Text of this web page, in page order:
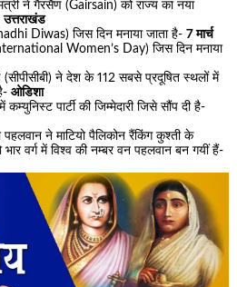
ने गैरसैंण (Gairsain) को राज्य का नया
उत्तराखंड
Diwas) जिस दिन मनाया जाता है-7 मार्च
Women’s Day) जिस दिन मनाया
(सीपीसीबी) ने देश के 112 सबसे प्रदूषित स्थलों में
ओडिशा
कम्युनिस्ट पार्टी की जिम्मेदारी जिसे सौंप दी है-
पहलवान ने माटियो पैलिकोन रैंकिंग कुश्ती के
वर्ग में विश्व की नम्बर वन पहलवान बन गयीं हैं-